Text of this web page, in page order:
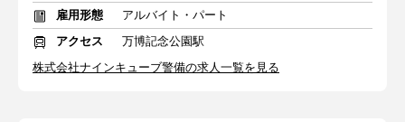
雇用形態
アルバイト・パート
アクセス
万博記念公園駅
株式会社ナインキューブ警備の求人一覧を見る